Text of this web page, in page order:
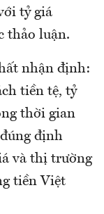
tỷ giá
thảo luận.
nhận định:
tiền tệ, tỷ
thời gian
định
và thị trường
tiền Việt